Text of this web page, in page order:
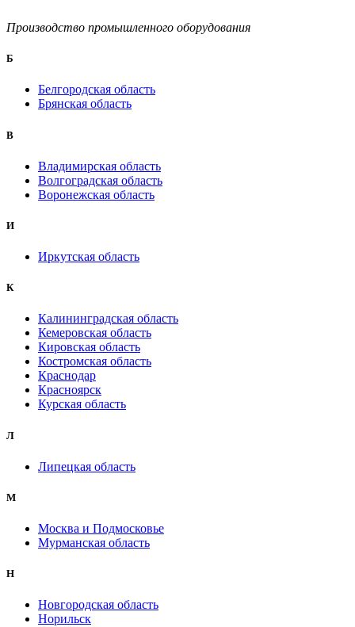
Производство промышленного оборудования
Б
Белгородская область
Брянская область
B
Владимирская область
Волгоградская область
Воронежская область
И
Иркутская область
К
Калининградская область
Кемеровская область
Кировская область
Костромская область
Краснодар
Красноярск
Курская область
Л
Липецкая область
М
Москва и Подмосковье
Мурманская область
Н
Новгородская область
Норильск